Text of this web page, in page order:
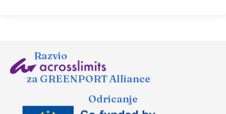
Razvio
za GREENPORT Alliance
Odricanje